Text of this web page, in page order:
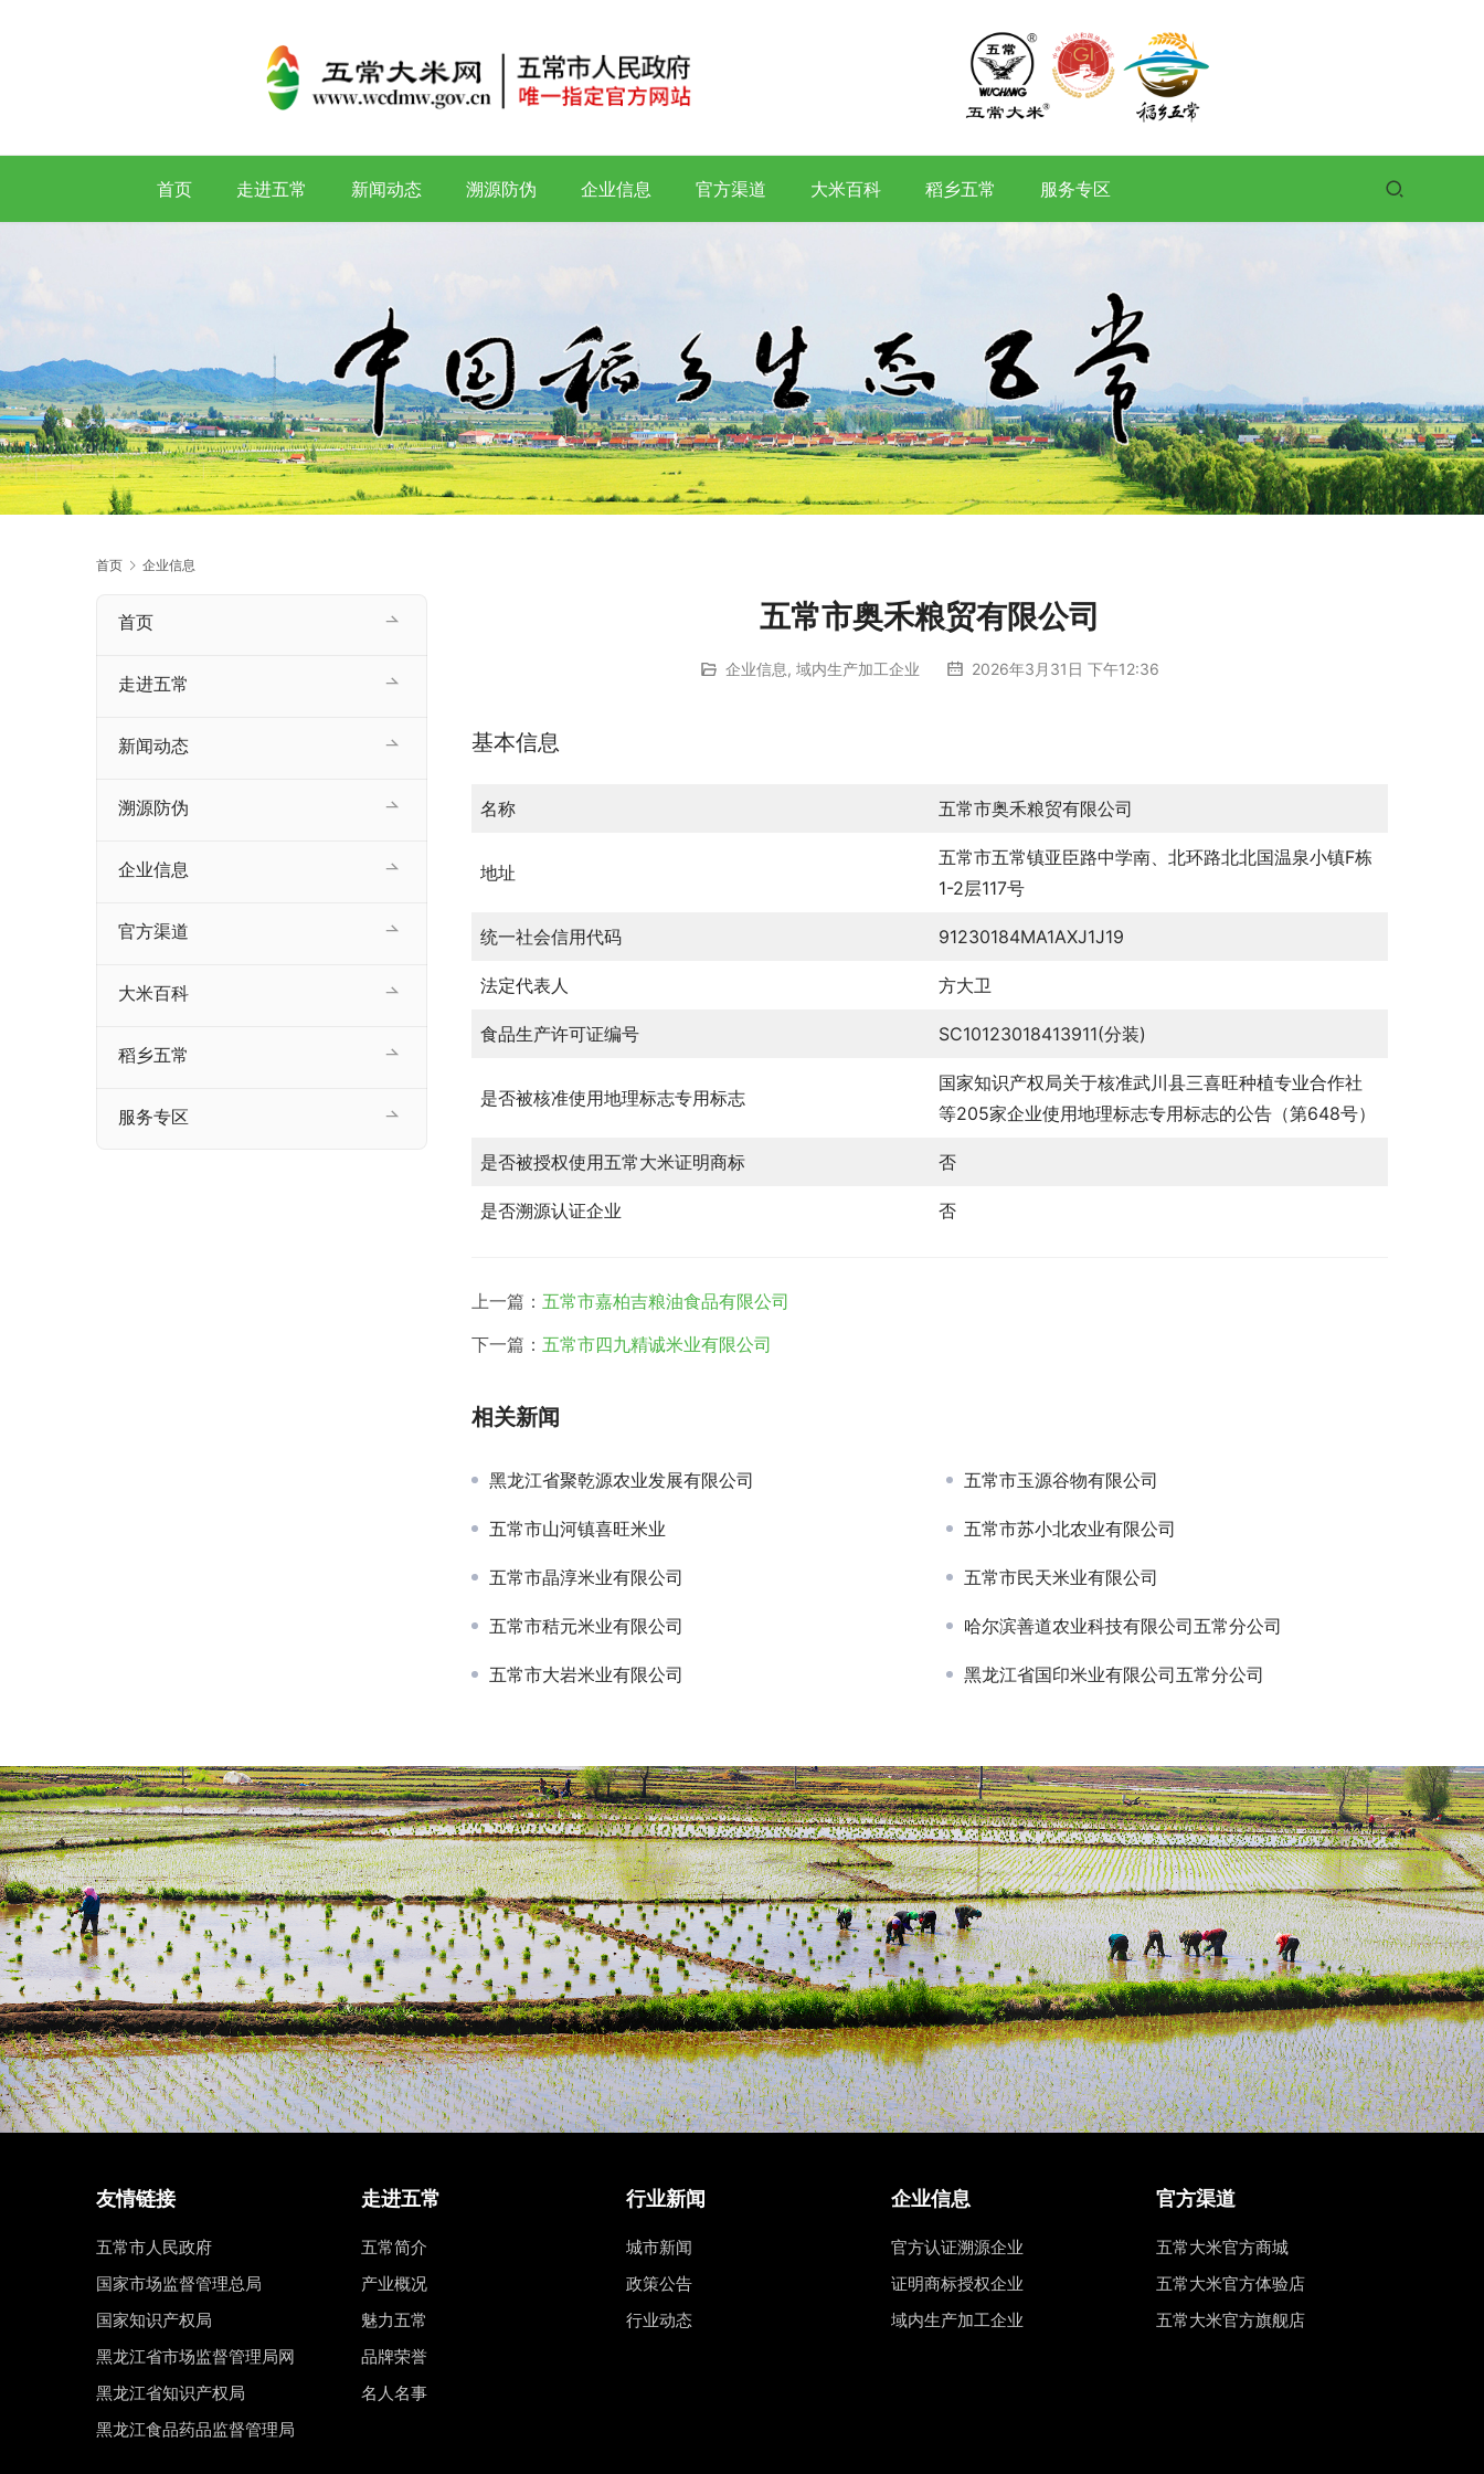
首页 走进五常 新闻动态 溯源防伪 企业信息 官方渠道 大米百科 稻乡五常 服务专区
首页 企业信息
五常市奥禾粮贸有限公司
企业信息, 域内生产加工企业 2026年3月31日 下午12:36
基本信息
名称 五常市奥禾粮贸有限公司
地址
五常市五常镇亚臣路中学南、北环路北北国温泉小镇F栋
1-2层117号
统一社会信用代码 91230184MA1AXJ1J19
法定代表人 方大卫
食品生产许可证编号 SC10123018413911(分装)
是否被核准使用地理标志专用标志
国家知识产权局关于核准武川县三喜旺种植专业合作社
等205家企业使用地理标志专用标志的公告（第648号）
是否被授权使用五常大米证明商标 否
是否溯源认证企业 否
上一篇： 五常市嘉柏吉粮油食品有限公司
下一篇： 五常市四九精诚米业有限公司
相关新闻
黑龙江省聚乾源农业发展有限公司 五常市玉源谷物有限公司
五常市山河镇喜旺米业 五常市苏小北农业有限公司
五常市晶淳米业有限公司 五常市民天米业有限公司
五常市秸元米业有限公司 哈尔滨善道农业科技有限公司五常分公司
五常市大岩米业有限公司 黑龙江省国印米业有限公司五常分公司
首页
走进五常
新闻动态
溯源防伪
企业信息
官方渠道
大米百科
稻乡五常
服务专区
友情链接
五常市人民政府
国家市场监督管理总局
国家知识产权局
黑龙江省市场监督管理局网
黑龙江省知识产权局
黑龙江食品药品监督管理局
走进五常
五常简介
产业概况
魅力五常
品牌荣誉
名人名事
行业新闻
城市新闻
政策公告
行业动态
企业信息
官方认证溯源企业
证明商标授权企业
域内生产加工企业
官方渠道
五常大米官方商城
五常大米官方体验店
五常大米官方旗舰店